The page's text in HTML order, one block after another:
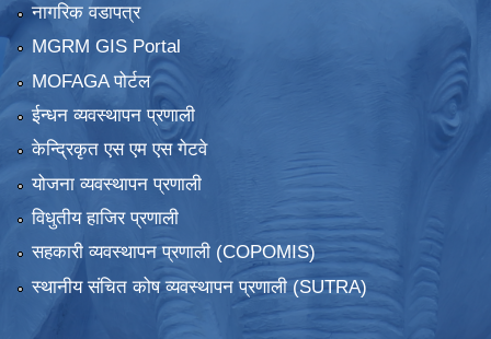
नागरिक वडापत्र
MGRM GIS Portal
MOFAGA पोर्टल
ईन्धन व्यवस्थापन प्रणाली
केन्द्रिकृत एस एम एस गेटवे
योजना व्यवस्थापन प्रणाली
विधुतीय हाजिर प्रणाली
सहकारी व्यवस्थापन प्रणाली (COPOMIS)
स्थानीय संचित कोष व्यवस्थापन प्रणाली (SUTRA)